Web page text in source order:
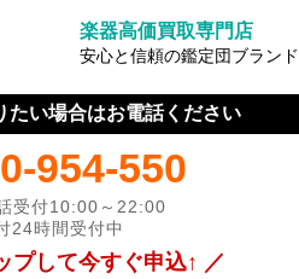
楽器高価買取専門店
安心と信頼の鑑定団ブランド
たい場合はお電話ください
954-550
受付10:00～22:00
24時間受付中
プして今すぐ申込↑ ／